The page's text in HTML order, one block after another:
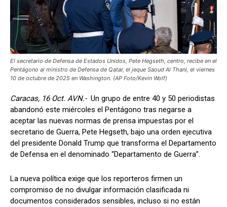
El secretario de Defensa de Estados Unidos, Pete Hegseth, centro, recibe en el
Pentágono al ministro de Defensa de Qatar, el jeque Saoud Al Thani, el viernes
10 de octubre de 2025 en Washington. (AP Foto/Kevin Wolf)
Caracas, 16 Oct. AVN.- Un grupo de entre 40 y 50 periodistas
abandonó este miércoles el Pentágono tras negarse a
aceptar las nuevas normas de prensa impuestas por el
secretario de Guerra, Pete Hegseth, bajo una orden ejecutiva
del presidente Donald Trump que transforma el Departamento
de Defensa en el denominado “Departamento de Guerra”.
La nueva política exige que los reporteros firmen un
compromiso de no divulgar información clasificada ni
documentos considerados sensibles, incluso si no están